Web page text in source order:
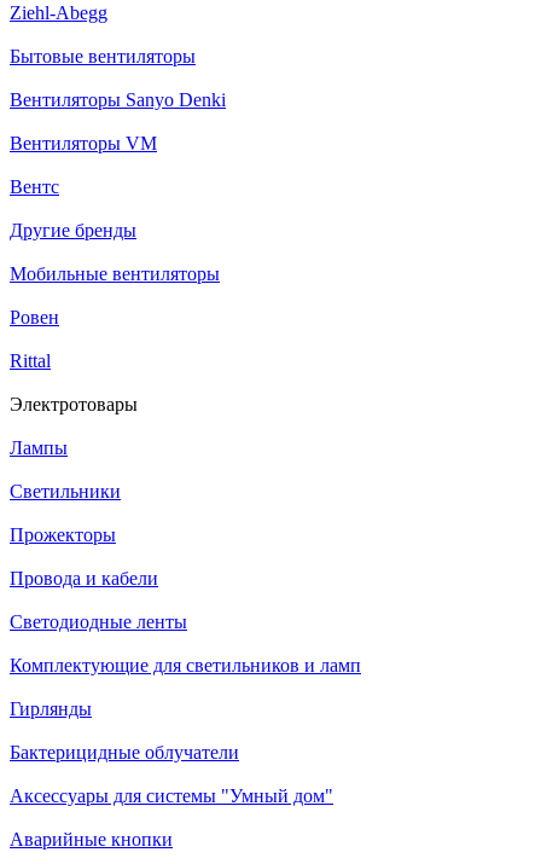
Ziehl-Abegg
Бытовые вентиляторы
Вентиляторы Sanyo Denki
Вентиляторы VM
Вентс
Другие бренды
Мобильные вентиляторы
Ровен
Rittal
Электротовары
Лампы
Светильники
Прожекторы
Провода и кабели
Светодиодные ленты
Комплектующие для светильников и ламп
Гирлянды
Бактерицидные облучатели
Аксессуары для системы "Умный дом"
Аварийные кнопки